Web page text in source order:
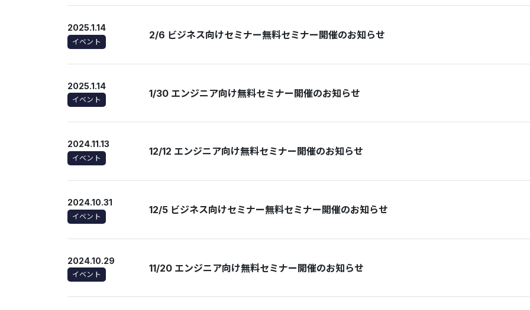
2025.1.14
イベント
2/6 ビジネス向けセミナー無料セミナー開催のお知らせ
2025.1.14
イベント
1/30 エンジニア向け無料セミナー開催のお知らせ
2024.11.13
イベント
12/12 エンジニア向け無料セミナー開催のお知らせ
2024.10.31
イベント
12/5 ビジネス向けセミナー無料セミナー開催のお知らせ
2024.10.29
イベント
11/20 エンジニア向け無料セミナー開催のお知らせ